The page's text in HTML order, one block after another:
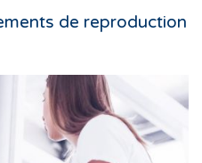
de reproduction